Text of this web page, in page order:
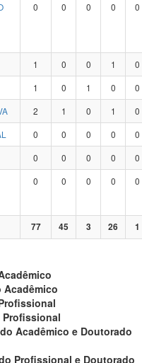
0 0 0 0 0
1 0 0 1 0
1 0 1 0 0
2 1 0 1 0
0 0 0 0 0
0 0 0 0 0
0 0 0 0 0
77 45 3 26 1
Acadêmico
Profissional
Acadêmico e Doutorado
Profissional e Doutorado